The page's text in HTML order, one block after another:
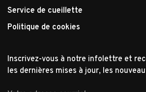
Service de cueillette
Politique de cookies
Inscrivez-vous à notre infolettre et
les dernières mises à jour, les